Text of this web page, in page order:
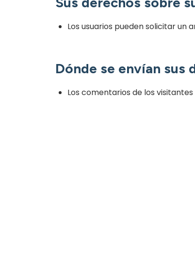
Los usuarios pueden solicitar un
Dónde se envían sus
Los comentarios de los